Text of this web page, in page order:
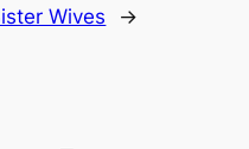
Wives
→